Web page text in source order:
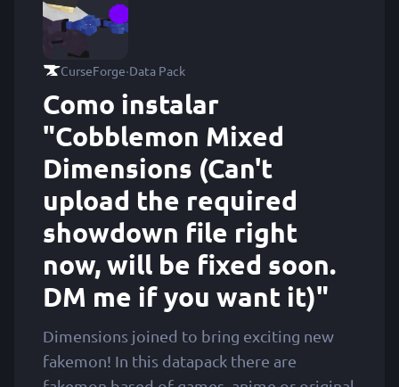
CurseForge·Data Pack
Como instalar
"Cobblemon Mixed
Dimensions (Can't
upload the required
showdown file right
now, will be fixed soon.
DM me if you want it)"
Dimensions joined to bring exciting new
fakemon! In this datapack there are